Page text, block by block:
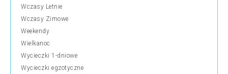
Wczasy Letnie
Wczasy Zimowe
Weekendy
Wielkanoc
Wycieczki 1-dniowe
Wycieczki egzotyczne